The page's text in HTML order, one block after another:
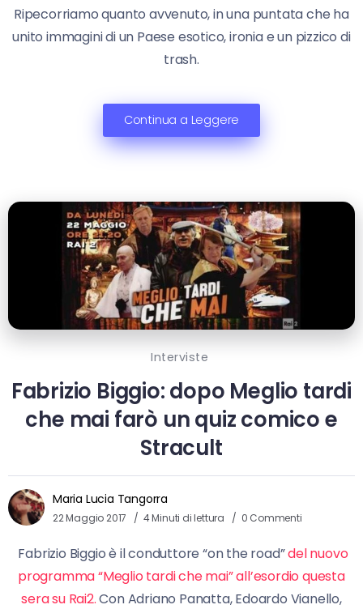
Ripecorriamo quanto avvenuto, in una puntata che ha
unito immagini di un Paese esotico, ironia e un pizzico di
trash.
Continua a Leggere
Interviste
Fabrizio Biggio: dopo Meglio tardi
che mai farò un quiz comico e
Stracult
Maria Lucia Tangorra
22 Maggio 2017 4 Minuti di lettura 0 Commenti
Fabrizio Biggio è il conduttore “on the road”del nuovo
programma “Meglio tardi che mai” all’esordio questa
sera su Rai2.Con Adriano Panatta, Edoardo Vianello,